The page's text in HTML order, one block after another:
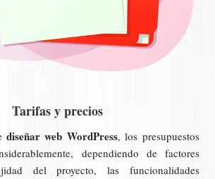
Tarifas y precios
diseñar web WordPress, los presupuestos
dependiendo de factores
del proyecto, las funcionalidades